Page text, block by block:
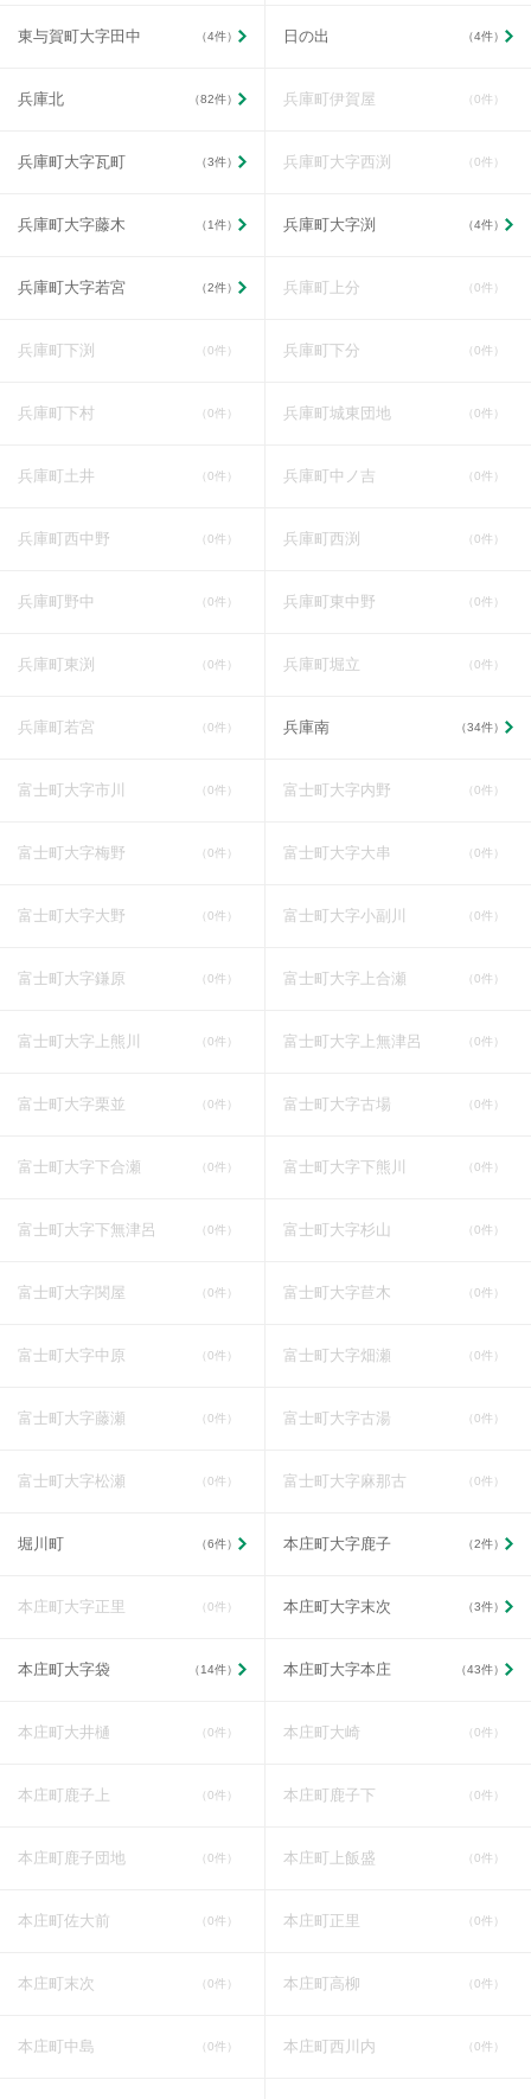
東与賀町大字田中 （4件） 日の出 （4件）
兵庫北 （82件） 兵庫町伊賀屋 （0件）
兵庫町大字瓦町 （3件） 兵庫町大字西渕 （0件）
兵庫町大字藤木 （1件） 兵庫町大字渕 （4件）
兵庫町大字若宮 （2件） 兵庫町上分 （0件）
兵庫町下渕 （0件） 兵庫町下分 （0件）
兵庫町下村 （0件） 兵庫町城東団地 （0件）
兵庫町土井 （0件） 兵庫町中ノ吉 （0件）
兵庫町西中野 （0件） 兵庫町西渕 （0件）
兵庫町野中 （0件） 兵庫町東中野 （0件）
兵庫町東渕 （0件） 兵庫町堀立 （0件）
兵庫町若宮 （0件） 兵庫南 （34件）
富士町大字市川 （0件） 富士町大字内野 （0件）
富士町大字梅野 （0件） 富士町大字大串 （0件）
富士町大字大野 （0件） 富士町大字小副川 （0件）
富士町大字鎌原 （0件） 富士町大字上合瀬 （0件）
富士町大字上熊川 （0件） 富士町大字上無津呂 （0件）
富士町大字栗並 （0件） 富士町大字古場 （0件）
富士町大字下合瀬 （0件） 富士町大字下熊川 （0件）
富士町大字下無津呂 （0件） 富士町大字杉山 （0件）
富士町大字関屋 （0件） 富士町大字苣木 （0件）
富士町大字中原 （0件） 富士町大字畑瀬 （0件）
富士町大字藤瀬 （0件） 富士町大字古湯 （0件）
富士町大字松瀬 （0件） 富士町大字麻那古 （0件）
堀川町 （6件） 本庄町大字鹿子 （2件）
本庄町大字正里 （0件） 本庄町大字末次 （3件）
本庄町大字袋 （14件） 本庄町大字本庄 （43件）
本庄町大井樋 （0件） 本庄町大崎 （0件）
本庄町鹿子上 （0件） 本庄町鹿子下 （0件）
本庄町鹿子団地 （0件） 本庄町上飯盛 （0件）
本庄町佐大前 （0件） 本庄町正里 （0件）
本庄町末次 （0件） 本庄町高柳 （0件）
本庄町中島 （0件） 本庄町西川内 （0件）